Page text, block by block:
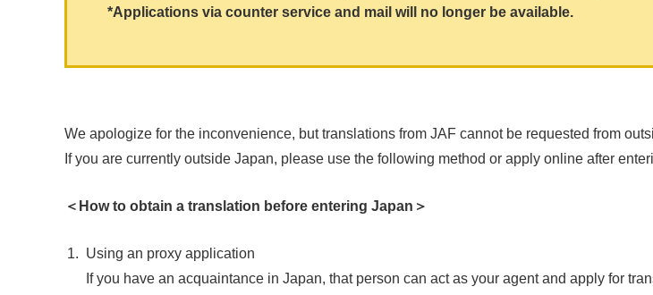
*Applications via counter service and mail will no longer be available.
We apologize for the inconvenience, but translations from JAF cannot be requested from
If you are currently outside Japan, please use the following method or apply online after
＜How to obtain a translation before entering Japan＞
1. Using an proxy application
If you have an acquaintance in Japan, that person can act as your agent and apply for